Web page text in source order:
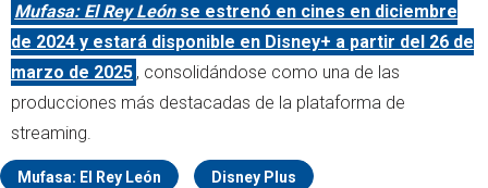
Mufasa: El Rey Leónse estrenó en cines en diciembre
de 2024 y estará disponible en Disney+ a partir del 26 de
marzo de 2025 , consolidándose como una de las
producciones más destacadas de la plataforma de
streaming.
Mufasa: El Rey León Disney Plus